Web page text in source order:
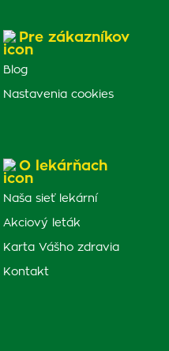
Pre zákazníkov
Blog
Nastavenia cookies
O lekárňach
Naša sieť lekární
Akciový leták
Karta Vášho zdravia
Kontakt